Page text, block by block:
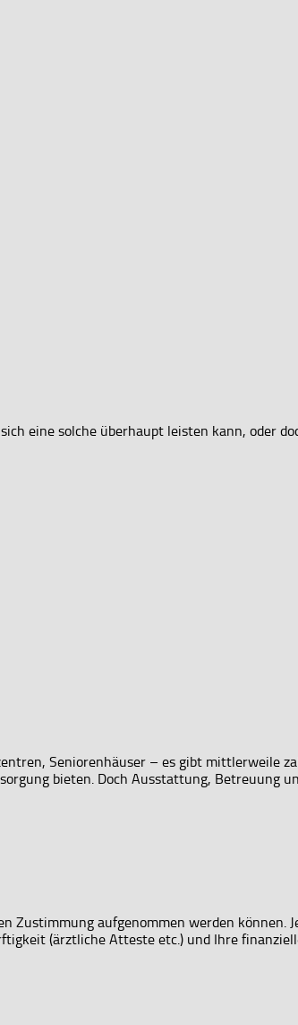
eine solche überhaupt leisten kann, oder
Seniorenhäuser – es gibt mittlerweile
bieten. Doch Ausstattung, Betreuung
aufgenommen werden können.
(ärztliche Atteste etc.) und Ihre